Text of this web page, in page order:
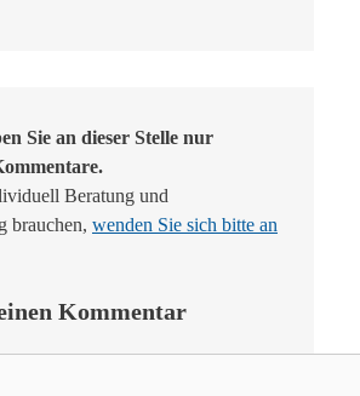
Sie an dieser Stelle nur
Beratung und
brauchen, wenden Sie sich bitte an
Kommentar